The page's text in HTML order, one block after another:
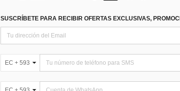
SUSCRÍBETE PARA RECIBIR OFERTAS EXCLUSIVAS,
EC + 593